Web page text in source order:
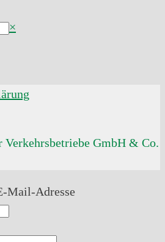
×
GmbH & Co.
Mail-Adresse